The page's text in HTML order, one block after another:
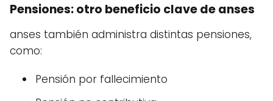
Pensiones: otro beneficio clave de anses
anses también administra distintas pensiones,
como:
Pensión por fallecimiento